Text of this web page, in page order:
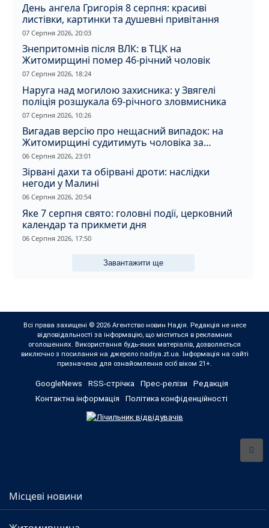
День ангела Григорія 8 серпня: красиві
листівки, картинки та душевні привітання
07 Серпня 2026, 20:03
Знепритомнів після ВЛК: в ТЦК на
Житомирщині помер 46-річний чоловік
07 Серпня 2026, 18:24
Наруга над могилою захисника: у Звягелі
поліція розшукала 69-річного зловмисника
07 Серпня 2026, 10:26
Вигадав версію про нещасний випадок: на
Житомирщині судитимуть чоловіка за
вбивство співмешканки
06 Серпня 2026, 23:01
Зірвані дахи та обірвані дроти: наслідки
негоди у Малині
06 Серпня 2026, 20:54
Яке 7 серпня свято: головні події, церковний
календар та прикмети дня
06 Серпня 2026, 17:50
Завантажити ще
Всі права захищені © 2026 Агентство новин Надія. Редакція не несе
відповідальності за інформацію, що міститься в рекламних
оголошеннях. Використання будь-яких матеріалів, дозволяється
виключно з посилання на джерело nadiya.zt.ua. Інформація на сайті
призначена для ознайомлення осіб віком 21+.
GoogleNews RSS-стрічка Прес-релізи
Редакція
Контактна інформація
Політика конфіденційності
Місцеві новини